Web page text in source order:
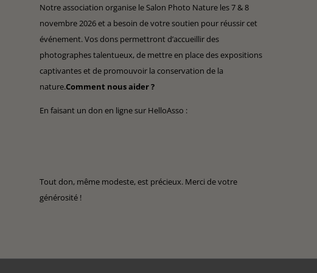
Notre association organise le Salon Photo Nature les 7 & 8
novembre 2026 et a besoin de votre soutien pour réussir cet
événement. Vos dons permettront d’accueillir des
photographes talentueux, de mettre en place des expositions
captivantes et de promouvoir la conservation de la
nature.Comment nous aider ?
En faisant un don en ligne sur HelloAsso :
Tout don, même modeste, est précieux. Merci de votre
générosité !